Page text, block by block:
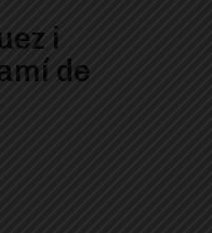
i
de